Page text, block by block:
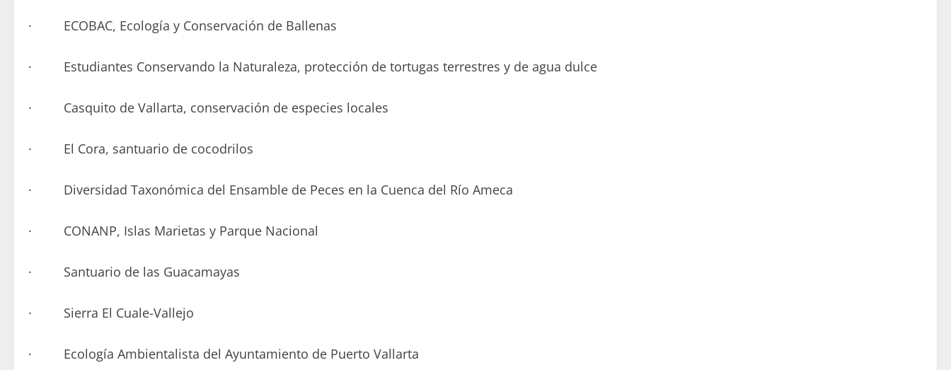
· ECOBAC, Ecología y Conservación de Ballenas
· Estudiantes Conservando la Naturaleza, protección de tortugas terrestres y de agua dulce
· Casquito de Vallarta, conservación de especies locales
· El Cora, santuario de cocodrilos
· Diversidad Taxonómica del Ensamble de Peces en la Cuenca del Río Ameca
· CONANP, Islas Marietas y Parque Nacional
· Santuario de las Guacamayas
· Sierra El Cuale-Vallejo
· Ecología Ambientalista del Ayuntamiento de Puerto Vallarta